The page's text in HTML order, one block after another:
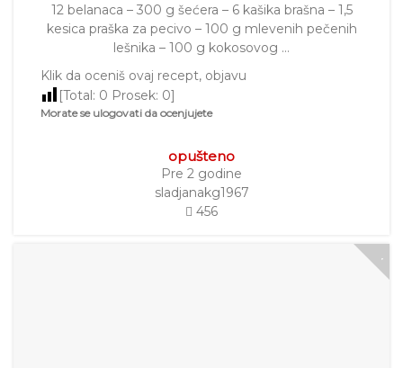
12 belanaca – 300 g šećera – 6 kašika brašna – 1,5
kesica praška za pecivo – 100 g mlevenih pečenih
lešnika – 100 g kokosovog …
Klik da oceniš ovaj recept, objavu
[Total: 0 Prosek: 0]
Morate se ulogovati da ocenjujete
opušteno
Pre 2 godine
sladjanakg1967
456